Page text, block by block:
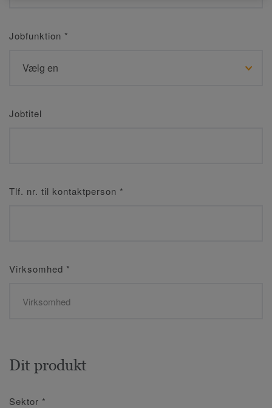
Jobfunktion *
Jobtitel
Tlf. nr. til kontaktperson *
Virksomhed *
Dit produkt
Sektor *